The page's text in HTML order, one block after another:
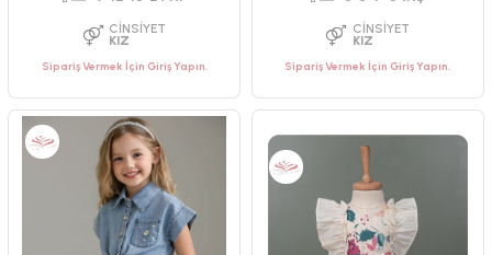
PAKET ADEDI
4ADET
YAŞ GRUBU
PAKET ADEDI
4ADET
YAŞ GRUBU
Sipariş Vermek İçin Giriş Yapın. Sipariş Vermek İçin Giriş Yapın.